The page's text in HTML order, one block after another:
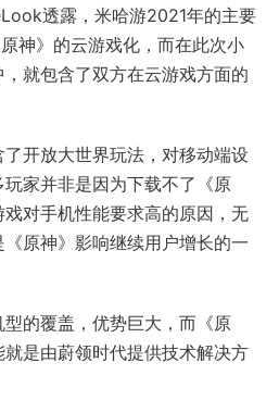
透露，米哈游2021年的主要
神》的云游戏化，而在此次小
就包含了双方在云游戏方面的
开放大世界玩法，对移动端设
家并非是因为下载不了《原
对手机性能要求高的原因，无
原神》影响继续用户增长的一
的覆盖，优势巨大，而《原
是由蔚领时代提供技术解决方